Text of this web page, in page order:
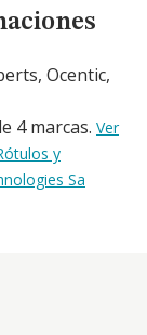
Ocentic,
4 marcas. Ver
y
Sa